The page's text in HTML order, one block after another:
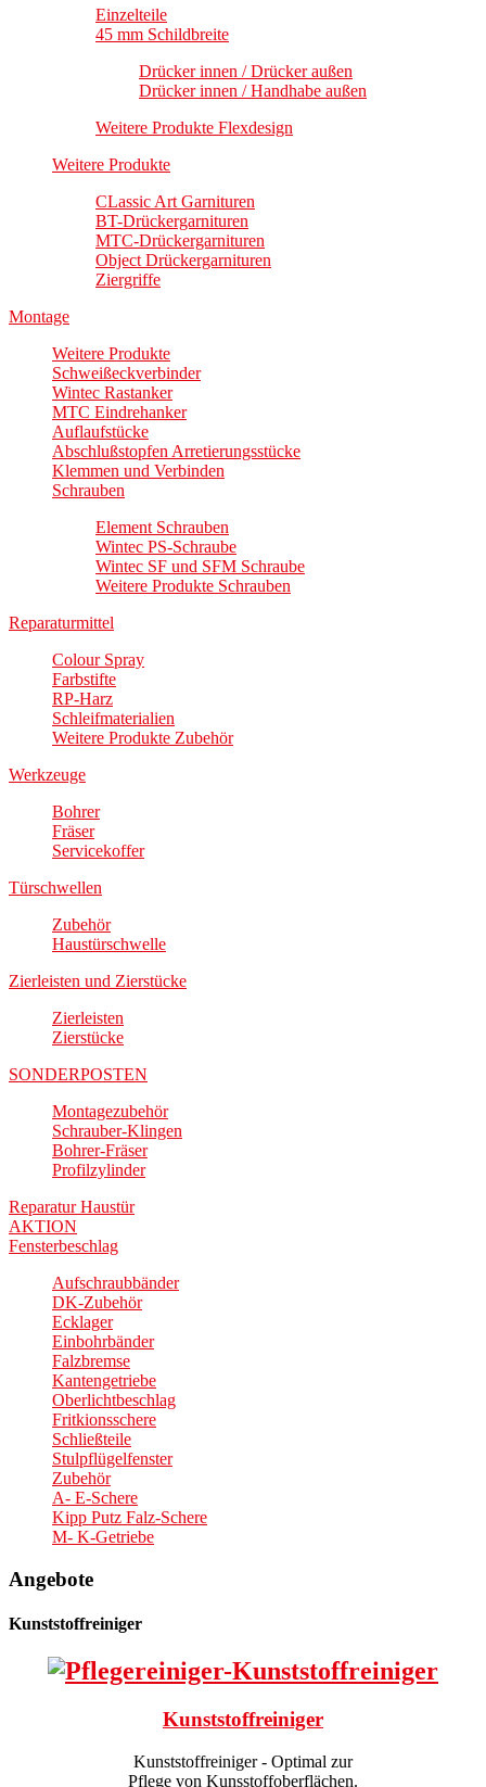
Einzelteile
45 mm Schildbreite
Drücker innen / Drücker außen
Drücker innen / Handhabe außen
Weitere Produkte Flexdesign
Weitere Produkte
CLassic Art Garnituren
BT-Drückergarnituren
MTC-Drückergarnituren
Object Drückergarnituren
Ziergriffe
Montage
Weitere Produkte
Schweißeckverbinder
Wintec Rastanker
MTC Eindrehanker
Auflaufstücke
Abschlußstopfen Arretierungsstücke
Klemmen und Verbinden
Schrauben
Element Schrauben
Wintec PS-Schraube
Wintec SF und SFM Schraube
Weitere Produkte Schrauben
Reparaturmittel
Colour Spray
Farbstifte
RP-Harz
Schleifmaterialien
Weitere Produkte Zubehör
Werkzeuge
Bohrer
Fräser
Servicekoffer
Türschwellen
Zubehör
Haustürschwelle
Zierleisten und Zierstücke
Zierleisten
Zierstücke
SONDERPOSTEN
Montagezubehör
Schrauber-Klingen
Bohrer-Fräser
Profilzylinder
Reparatur Haustür
AKTION
Fensterbeschlag
Aufschraubbänder
DK-Zubehör
Ecklager
Einbohrbänder
Falzbremse
Kantengetriebe
Oberlichtbeschlag
Fritkionsschere
Schließteile
Stulpflügelfenster
Zubehör
A- E-Schere
Kipp Putz Falz-Schere
M- K-Getriebe
Angebote
Kunststoffreiniger
Kunststoffreiniger
Kunststoffreiniger - Optimal zur
Pflege von Kunsstoffoberflächen.